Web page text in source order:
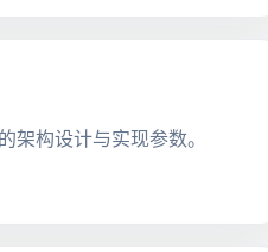
构设计与实现参数。